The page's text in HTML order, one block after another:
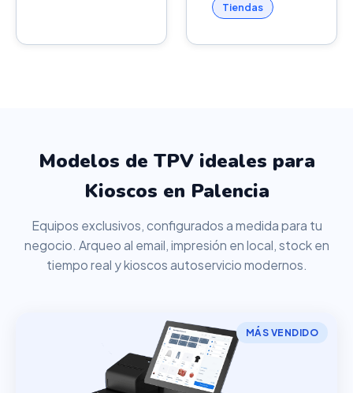
Tiendas
Modelos de TPV ideales para
Kioscos en Palencia
Equipos exclusivos, configurados a medida para tu
negocio. Arqueo al email, impresión en local, stock en
tiempo real y kioscos autoservicio modernos.
MÁS VENDIDO